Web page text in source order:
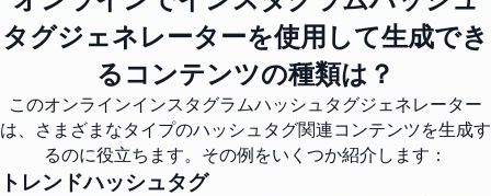
タグジェネレーターを使用して生成でき
るコンテンツの種類は？
このオンラインインスタグラムハッシュタグジェネレーター
は、さまざまなタイプのハッシュタグ関連コンテンツを生成す
るのに役立ちます。その例をいくつか紹介します：
トレンドハッシュタグ